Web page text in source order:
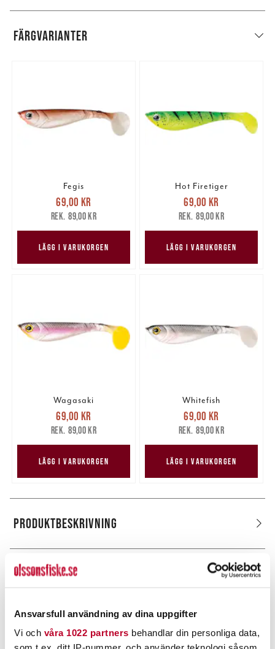
Ansvarsfull användning av dina uppgifter
Vi och våra 1022 partners behandlar din personliga data,
FÄRGVARIANTER
Fegis
Nuvarande pris
69,00 krTidigare pris
89,00 kr
69,00 kr
89,00 kr
LÄGG I VARUKORGEN
Hot Firetiger
Nuvarande pris
69,00 krTidigare pris
89,00 kr
69,00 kr
89,00 kr
LÄGG I VARUKORGEN
Wagasaki
Nuvarande pris
69,00 krTidigare pris
89,00 kr
69,00 kr
89,00 kr
LÄGG I VARUKORGEN
Whitefish
Nuvarande pris
69,00 krTidigare pris
89,00 kr
69,00 kr
89,00 kr
LÄGG I VARUKORGEN
PRODUKTBESKRIVNING